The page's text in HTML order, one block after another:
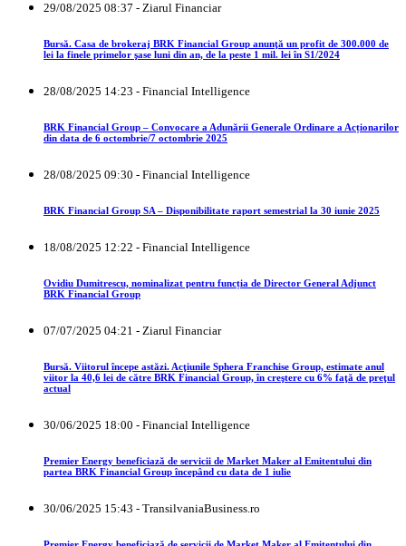
29/08/2025 08:37 - Ziarul Financiar
Bursă. Casa de brokeraj BRK Financial Group anunţă un profit de 300.000 de
lei la finele primelor şase luni din an, de la peste 1 mil. lei în S1/2024
28/08/2025 14:23 - Financial Intelligence
BRK Financial Group – Convocare a Adunării Generale Ordinare a Acționarilor
din data de 6 octombrie/7 octombrie 2025
28/08/2025 09:30 - Financial Intelligence
BRK Financial Group SA – Disponibilitate raport semestrial la 30 iunie 2025
18/08/2025 12:22 - Financial Intelligence
Ovidiu Dumitrescu, nominalizat pentru funcția de Director General Adjunct
BRK Financial Group
07/07/2025 04:21 - Ziarul Financiar
Bursă. Viitorul începe astăzi. Acţiunile Sphera Franchise Group, estimate anul
viitor la 40,6 lei de către BRK Financial Group, în creştere cu 6% faţă de preţul
actual
30/06/2025 18:00 - Financial Intelligence
Premier Energy beneficiază de servicii de Market Maker al Emitentului din
partea BRK Financial Group începând cu data de 1 iulie
30/06/2025 15:43 - TransilvaniaBusiness.ro